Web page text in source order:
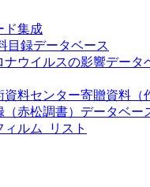
集成
目録データベース
ウイルスの影響データ
料センター寄贈資料（
赤松調書）データベー
ルム_リスト